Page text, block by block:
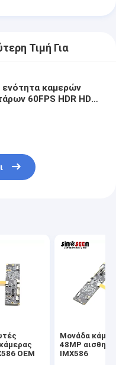
Τιμή Για
ενότητα καμερών
60FPS HDR HD
OEM
Μονάδα
48MP
IMX586